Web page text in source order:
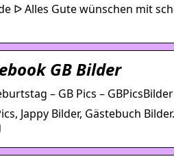
ᐅ Alles Gute wünschen mit
GB Bilder
– GB Pics – GBPicsBilder
Jappy Bilder, Gästebuch